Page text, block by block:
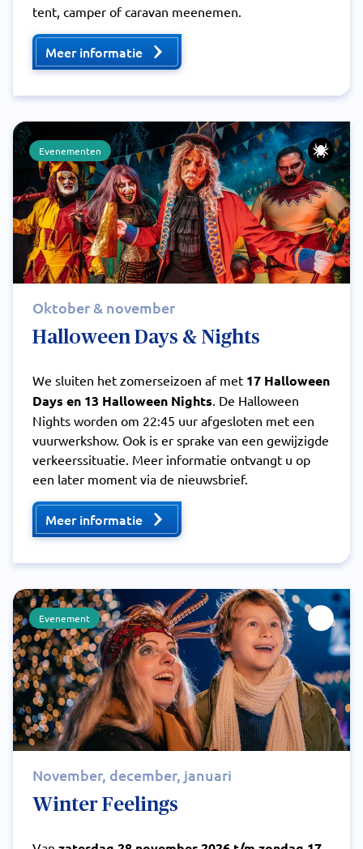
tent, camper of caravan meenemen.
Meer informatie
Evenementen
Oktober & november
Halloween Days & Nights
We sluiten het zomerseizoen af met 17 Halloween
Days en 13 Halloween Nights. De Halloween
Nights worden om 22:45 uur afgesloten met een
vuurwerkshow. Ook is er sprake van een gewijzigde
verkeerssituatie. Meer informatie ontvangt u op
een later moment via de nieuwsbrief.
Meer informatie
Evenement
November, december, januari
Winter Feelings